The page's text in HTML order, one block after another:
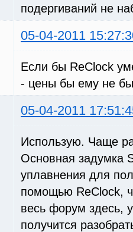
подергиваний не
05-04-2011
Если бы ReClock
- цены бы ему не
05-04-2011
Использую. Чаще
Основная задумка
уплавнения для
помощью ReClock,
весь форум здесь,
получится